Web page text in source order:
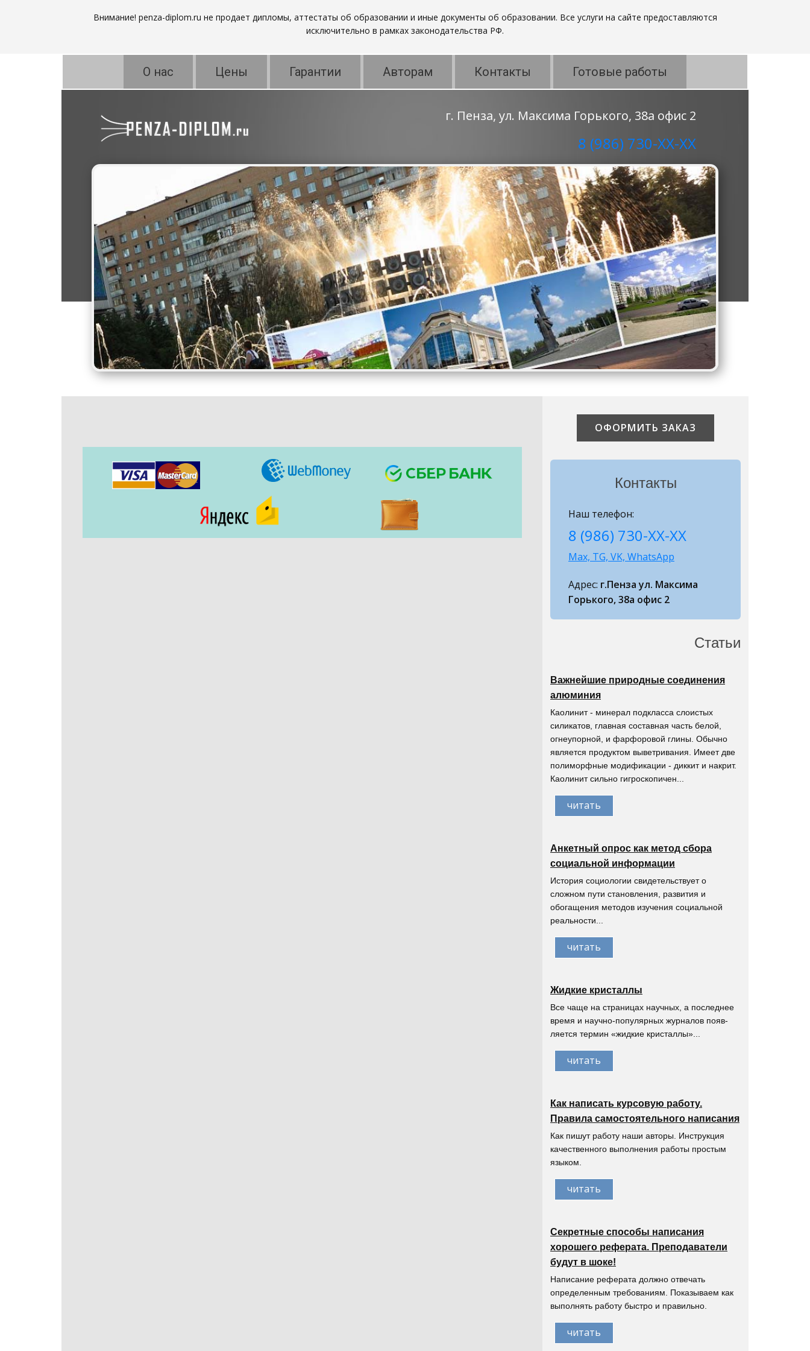
Внимание! penza-diplom.ru не продает дипломы, аттестаты об образовании и иные документы об образовании. Все услуги на сайте предоставляются
исключительно в рамках законодательства РФ.
О нас Цены Гарантии Авторам Контакты Готовые работы
г. Пенза, ул. Максима Горького, 38а офис 2
8 (986) 730-ХХ-ХХ
ОФОРМИТЬ ЗАКАЗ
Контакты
Наш телефон:
8 (986) 730-ХХ-ХХ
Max, TG, VK, WhatsApp
Адрес: г.Пенза ул. Максима
Горького, 38а офис 2
Статьи
Важнейшие природные соединения
алюминия
Каолинит - минерал подкласса слоистых
силикатов, главная составная часть белой,
огнеупорной, и фарфоровой глины. Обычно
является продуктом выветривания. Имеет две
полиморфные модификации - диккит и накрит.
Каолинит сильно гигроскопичен...
читать
Анкетный опрос как метод сбора
социальной информации
История социологии свидетельствует о
сложном пути становления, развития и
обогащения методов изучения социальной
реальности...
читать
Жидкие кристаллы
Все чаще на страницах научных, а последнее
время и научно-популярных журналов появ-
ляется термин «жидкие кристаллы»...
читать
Как написать курсовую работу.
Правила самостоятельного написания
Как пишут работу наши авторы. Инструкция
качественного выполнения работы простым
языком.
читать
Секретные способы написания
хорошего реферата. Преподаватели
будут в шоке!
Написание реферата должно отвечать
определенным требованиям. Показываем как
выполнять работу быстро и правильно.
читать